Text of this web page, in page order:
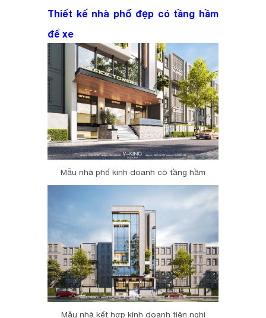
Thiết kế nhà phố đẹp có tầng hầm
để xe
Mẫu nhà phố kinh doanh có tầng hầm
Mẫu nhà kết hợp kinh doanh tiện nghi